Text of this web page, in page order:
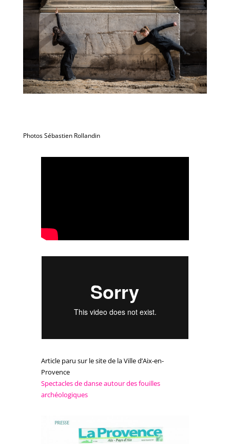
Photos Sébastien Rollandin
Article paru sur le site de la Ville d’Aix-en-
Provence
Spectacles de danse autour des fouilles
archéologiques